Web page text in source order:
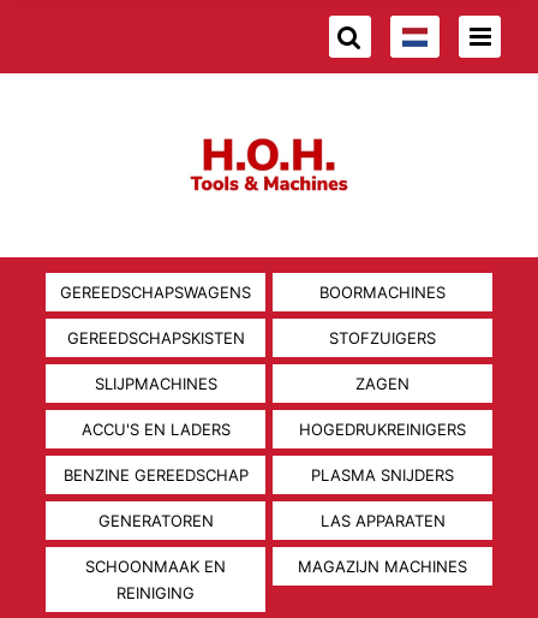
GEREEDSCHAPSWAGENS BOORMACHINES
GEREEDSCHAPSKISTEN STOFZUIGERS
SLIJPMACHINES ZAGEN
ACCU'S EN LADERS HOGEDRUKREINIGERS
BENZINE GEREEDSCHAP PLASMA SNIJDERS
GENERATOREN LAS APPARATEN
SCHOONMAAK EN
REINIGING
MAGAZIJN MACHINES